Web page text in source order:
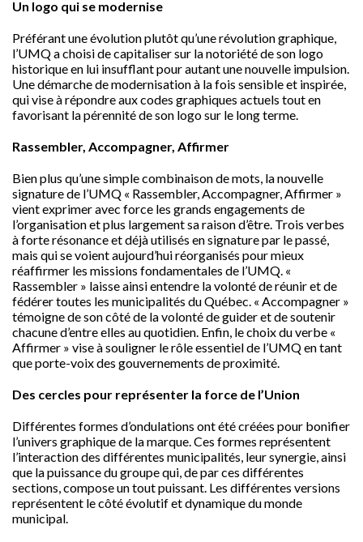
Un logo qui se modernise
Préférant une évolution plutôt qu’une révolution graphique,
l’UMQ a choisi de capitaliser sur la notoriété de son logo
historique en lui insufflant pour autant une nouvelle impulsion.
Une démarche de modernisation à la fois sensible et inspirée,
qui vise à répondre aux codes graphiques actuels tout en
favorisant la pérennité de son logo sur le long terme.
Rassembler, Accompagner, Affirmer
Bien plus qu’une simple combinaison de mots, la nouvelle
signature de l’UMQ « Rassembler, Accompagner, Affirmer »
vient exprimer avec force les grands engagements de
l’organisation et plus largement sa raison d’être. Trois verbes
à forte résonance et déjà utilisés en signature par le passé,
mais qui se voient aujourd’hui réorganisés pour mieux
réaffirmer les missions fondamentales de l’UMQ. «
Rassembler » laisse ainsi entendre la volonté de réunir et de
fédérer toutes les municipalités du Québec. « Accompagner »
témoigne de son côté de la volonté de guider et de soutenir
chacune d’entre elles au quotidien. Enfin, le choix du verbe «
Affirmer » vise à souligner le rôle essentiel de l’UMQ en tant
que porte-voix des gouvernements de proximité.
Des cercles pour représenter la force de l’Union
Différentes formes d’ondulations ont été créées pour bonifier
l’univers graphique de la marque. Ces formes représentent
l’interaction des différentes municipalités, leur synergie, ainsi
que la puissance du groupe qui, de par ces différentes
sections, compose un tout puissant. Les différentes versions
représentent le côté évolutif et dynamique du monde
municipal.